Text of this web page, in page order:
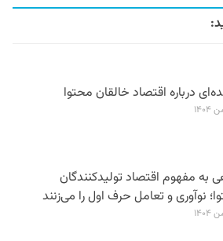
درباره اقتصاد خالقان محتوا
به مفهوم اقتصاد تولیدکنندگان
نوآوری و تعامل حرف اول را می‌زنند